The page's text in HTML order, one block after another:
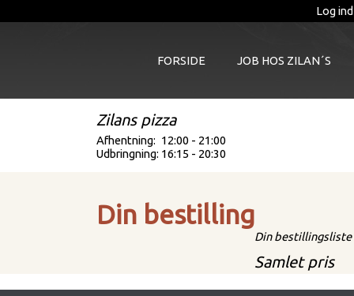
Log ind
FORSIDE JOB HOS ZILAN´S
Zilans pizza
Afhentning:
Udbringning:
12:00 - 21:00
16:15 - 20:30
Din bestilling
Din bestillingsliste
Samlet pris